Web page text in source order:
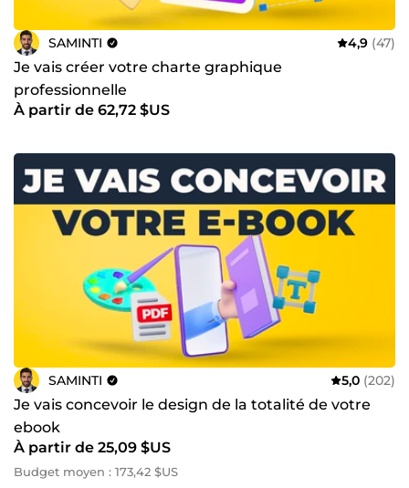
SAMINTI 4,9 (47)
Je vais créer votre charte graphique
professionnelle
À partir de 62,72 $US
SAMINTI 5,0 (202)
Je vais concevoir le design de la totalité de votre
ebook
À partir de 25,09 $US
Budget moyen : 173,42 $US